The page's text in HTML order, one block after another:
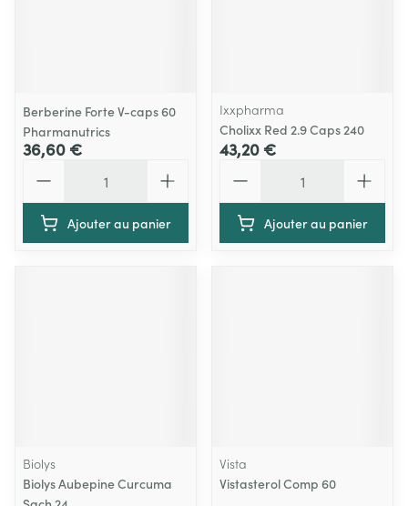
Berberine Forte V-caps 60
Pharmanutrics
36,60 €
Ajouter au panier
Ixxpharma
Cholixx Red 2.9 Caps 240
43,20 €
Ajouter au panier
Biolys
Biolys Aubepine Curcuma
Vista
Vistasterol Comp 60